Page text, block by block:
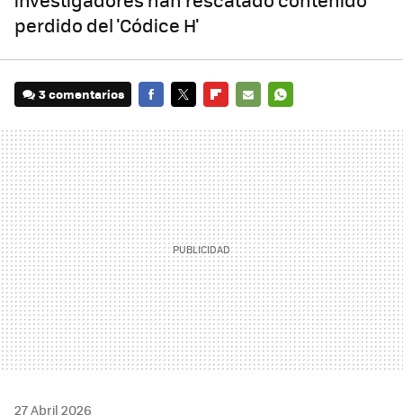
perdido del 'Códice H'
3 comentarios
MAIL
27 Abril 2026